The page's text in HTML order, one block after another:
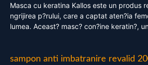
Masca cu keratina Kallos este un produs
ngrijirea p?rului, care a captat aten?ia
lumea. Aceast? masc? con?ine keratin?,
sampon anti imbatranire revalid